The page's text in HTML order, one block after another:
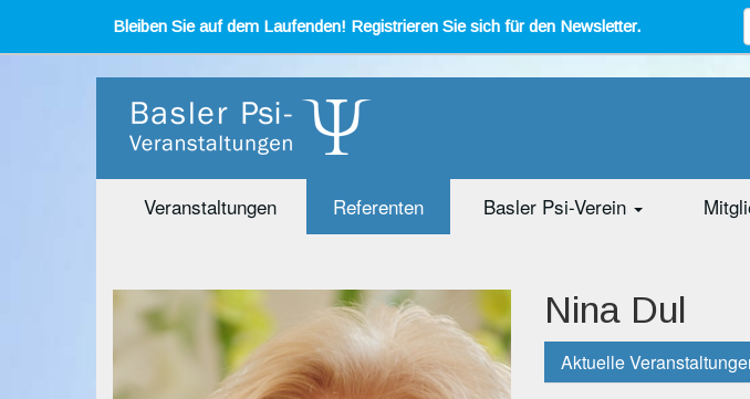
Bleiben Sie auf dem Laufenden! Registrieren Sie sich für den Newsletter.
Veranstaltungen Referenten Basler Psi-Verein
Nina Dul
Aktuelle